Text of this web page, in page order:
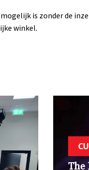
is zonder de
winkel.
The